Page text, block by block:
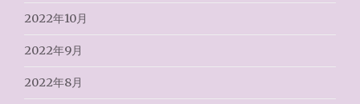
2022年10月
2022年9月
2022年8月